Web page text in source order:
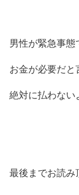
男性が緊急事態
お金が必要だと
絶対に払わない
最後までお読み